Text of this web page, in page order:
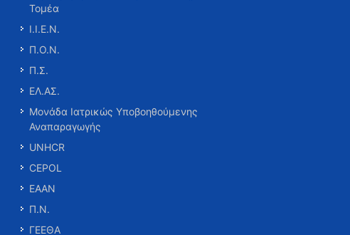
Τομέα
Ι.Ι.Ε.Ν.
Π.Ο.Ν.
Π.Σ.
ΕΛ.ΑΣ.
Μονάδα Ιατρικώς Υποβοηθούμενης
Αναπαραγωγής
UNHCR
CEPOL
ΕΑΑΝ
Π.Ν.
ΓΕΕΘΑ